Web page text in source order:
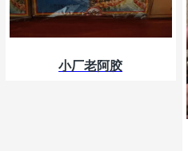
小厂老阿胶